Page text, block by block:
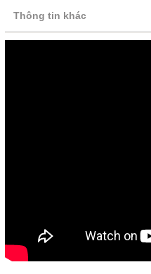
Thông tin khác